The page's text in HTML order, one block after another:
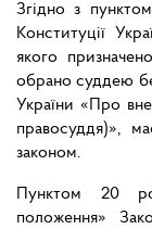
Згідно з
Конституції
якого
обрано суддею
України «Про
правосуддя)»,
законом.
Пунктом 20
положення»